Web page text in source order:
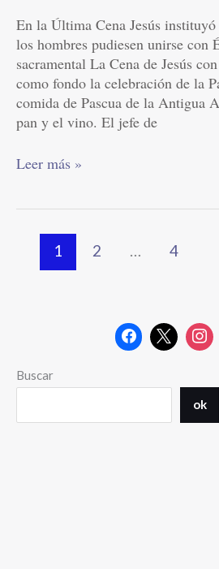
En la Última Cena Jesús
los hombres pudiesen unirse con
sacramental La Cena de Jesús
como fondo la celebración de la
comida de Pascua de la Antigua
pan y el vino. El jefe de
Leer más »
1 2 … 4
Buscar
ok